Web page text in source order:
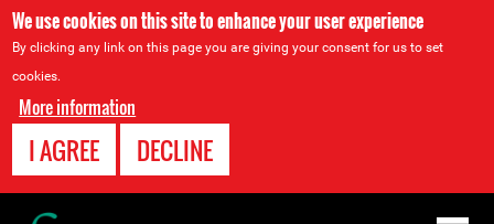
We use cookies on this site to enhance your user experience
By clicking any link on this page you are giving your consent for us to set
cookies.
More information
I AGREE DECLINE
Back